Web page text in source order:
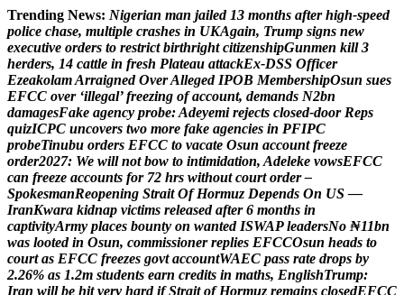
Trending News: Nigerian man jailed 13 months after high-speed
police chase, multiple crashes in UKAgain, Trump signs new
executive orders to restrict birthright citizenshipGunmen kill 3
herders, 14 cattle in fresh Plateau attackEx-DSS Officer
EzeakolamArraigned OverAlleged IPOB MembershipOsun sues
EFCC over ‘illegal’ freezing of account, demands N2bn
damagesFake agency probe:Adeyemi rejects closed-door Reps
quizICPC uncovers two more fake agencies in PFIPC
probeTinubu orders EFCC to vacate Osun account freeze
order2027: We will not bow to intimidation, Adeleke vowsEFCC
can freeze accounts for 72 hrs without court order –
SpokesmanReopening Strait Of Hormuz Depends On US —
IranKwara kidnap victims released after 6 months in
captivityArmy places bounty on wanted ISWAP leadersNo ₦11bn
was looted in Osun, commissioner replies EFCCOsun heads to
court as EFCC freezes govt accountWAEC pass rate drops by
2.26% as 1.2m students earn credits in maths, EnglishTrump:
Iran will be hit very hard if Strait of Hormuz remains closedEFCC